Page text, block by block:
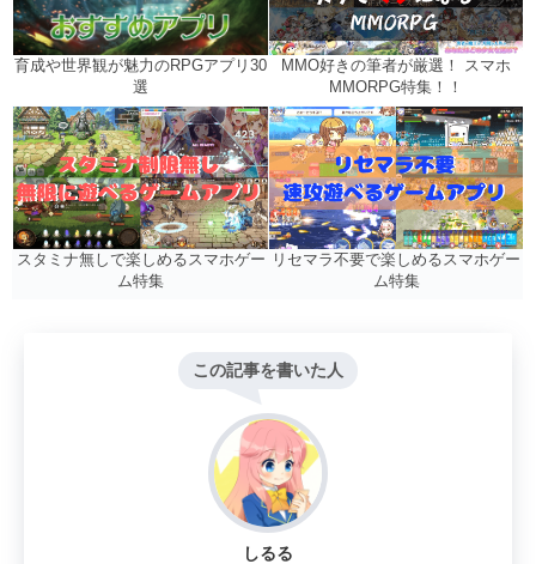
育成や世界観が魅力のRPGアプリ30
選
MMO好きの筆者が厳選！ スマホ
MMORPG特集！！
スタミナ無しで楽しめるスマホゲー
ム特集
リセマラ不要で楽しめるスマホゲー
ム特集
この記事を書いた人
しるる